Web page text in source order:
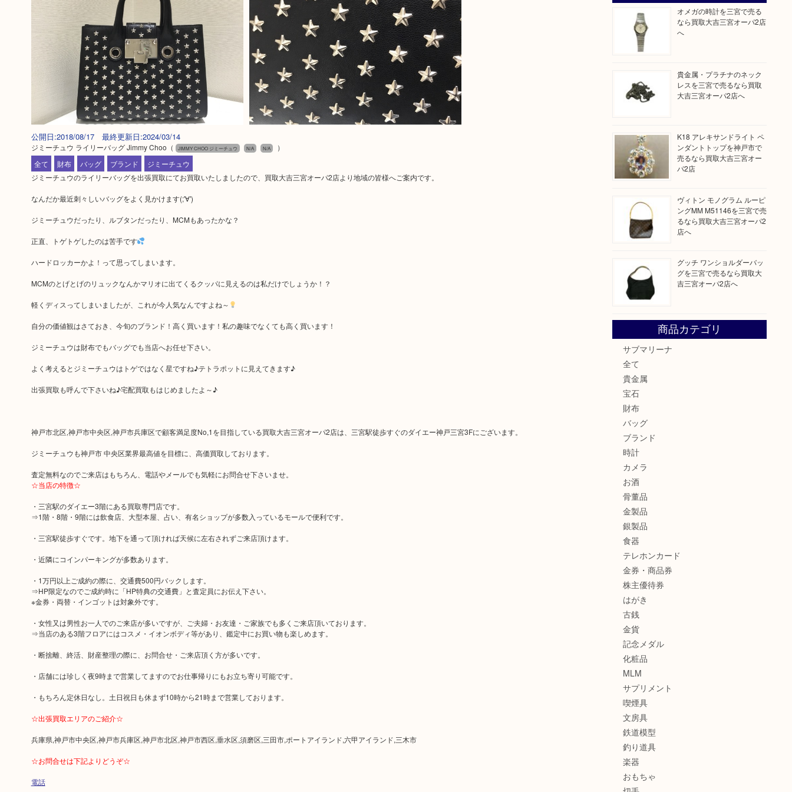
公開日:2018/08/17 最終更新日:2024/03/14
ジミーチュウ ライリーバッグ Jimmy Choo （ JIMMY CHOO ジミーチュウ N/A N/A
）
全て
財布 バッグ ブランド
ジミーチュウ
ジミーチュウのライリーバッグを出張買取にてお買取いたしましたので、買取大吉三宮オーパ2店より地域の皆様へご案内です。
なんだか最近刺々しいバッグをよく見かけます(;'∀')
ジミーチュウだったり、ルブタンだったり、MCMもあったかな？
正直、トゲトゲしたのは苦手です
ハードロッカーかよ！って思ってしまいます。
MCMのとげとげのリュックなんかマリオに出てくるクッパに見えるのは私だけでしょうか！？
軽くディスってしまいましたが、これが今人気なんですよね～
自分の価値観はさておき、今旬のブランド！高く買います！私の趣味でなくても高く買います！
ジミーチュウは財布でもバッグでも当店へお任せ下さい。
よく考えるとジミーチュウはトゲではなく星ですね♪テトラポットに見えてきます♪
出張買取も呼んで下さいね♪宅配買取もはじめましたよ～♪
神戸市北区,神戸市中央区,神戸市兵庫区で顧客満足度No,1を目指している買取大吉三宮オーパ2店は、三宮駅徒歩すぐのダイエー神戸三宮3Fにございます。
ジミーチュウも神戸市 中央区業界最高値を目標に、高価買取しております。
査定無料なのでご来店はもちろん、電話やメールでも気軽にお問合せ下さいませ。
☆当店の特徴☆
・三宮駅のダイエー3階にある買取専門店です。
⇒1階・8階・9階には飲食店、大型本屋、占い、有名ショップが多数入っているモールで便利です。
・三宮駅徒歩すぐです。地下を通って頂ければ天候に左右されずご来店頂けます。
・近隣にコインパーキングが多数あります。
・1万円以上ご成約の際に、交通費500円バックします。
⇒HP限定なのでご成約時に「HP特典の交通費」と査定員にお伝え下さい。
※金券・両替・インゴットは対象外です。
・女性又は男性お一人でのご来店が多いですが、ご夫婦・お友達・ご家族でも多くご来店頂いております。
⇒当店のある3階フロアにはコスメ・イオンボディ等があり、鑑定中にお買い物も楽しめます。
・断捨離、終活、財産整理の際に、お問合せ・ご来店頂く方が多いです。
・店舗には珍しく夜9時まで営業してますのでお仕事帰りにもお立ち寄り可能です。
・もちろん定休日なし。土日祝日も休まず10時から21時まで営業しております。
☆出張買取エリアのご紹介☆
兵庫県,神戸市中央区,神戸市兵庫区,神戸市北区,神戸市西区,垂水区,須磨区,三田市,ポートアイランド,六甲アイランド,三木市
☆お問合せは下記よりどうぞ☆
電話
オメガの時計を三宮で売る
なら買取大吉三宮オーパ2店
へ
貴金属・プラチナのネック
レスを三宮で売るなら買取
大吉三宮オーパ2店へ
K18 アレキサンドライト ペ
ンダントトップを神戸市で
売るなら買取大吉三宮オー
パ2店
ヴィトン モノグラム ルーピ
ングMM M51146を三宮で売
るなら買取大吉三宮オーパ2
店へ
グッチ ワンショルダーバッ
グを三宮で売るなら買取大
吉三宮オーパ2店へ
商品カテゴリ
サブマリーナ
全て
貴金属
宝石
財布
バッグ
ブランド
時計
カメラ
お酒
骨董品
金製品
銀製品
食器
テレホンカード
金券・商品券
株主優待券
はがき
古銭
金貨
記念メダル
化粧品
MLM
サプリメント
喫煙具
文房具
鉄道模型
釣り道具
楽器
おもちゃ